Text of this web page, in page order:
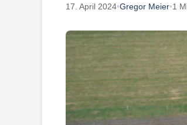
17. April 2024•Gregor Meier•1